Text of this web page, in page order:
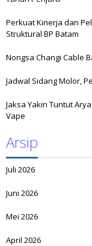
Perkuat Kinerja dan
Struktural BP Batam
Nongsa Changi Cable
Jadwal Sidang Molor,
Jaksa Yakin Tuntut
Vape
Arsip
Juli 2026
Juni 2026
Mei 2026
April 2026